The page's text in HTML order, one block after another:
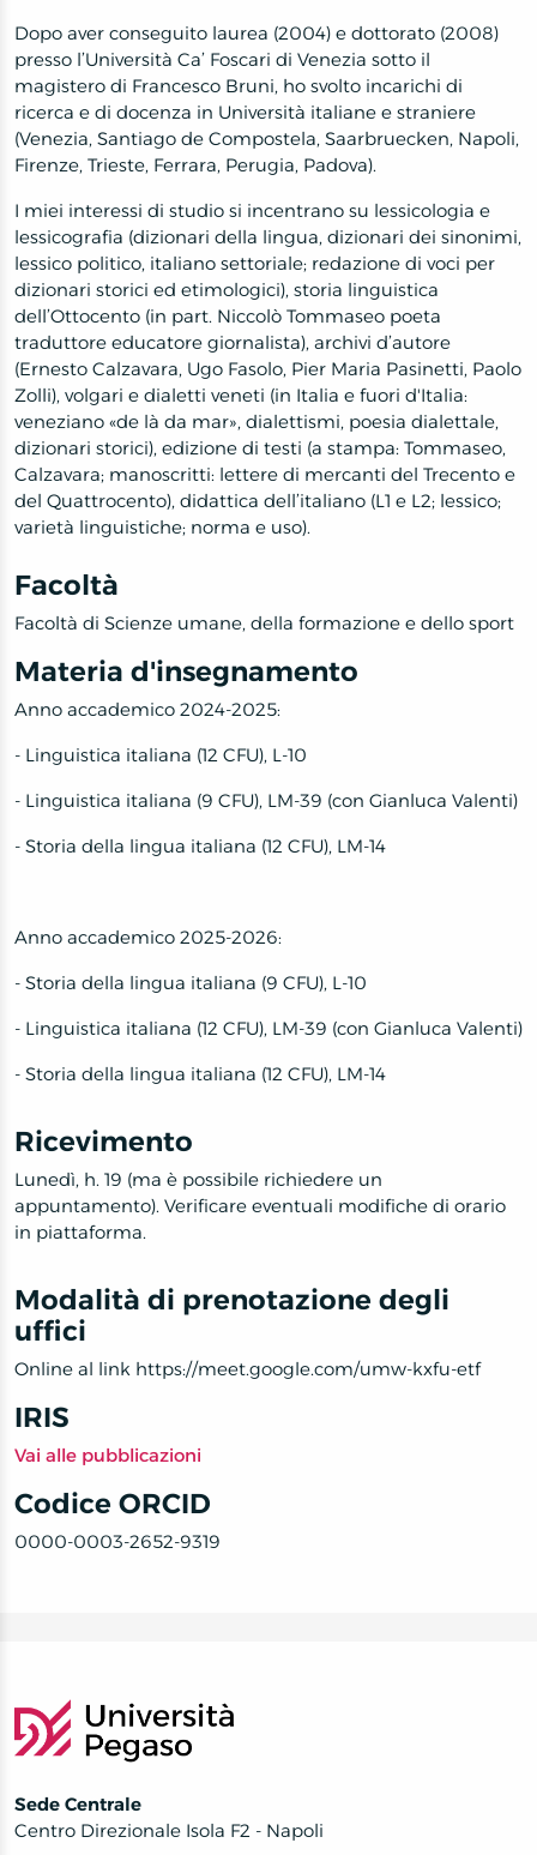
Dopo aver conseguito laurea (2004) e dottorato (2008)
presso l’Università Ca’ Foscari di Venezia sotto il
magistero di Francesco Bruni, ho svolto incarichi di
ricerca e di docenza in Università italiane e straniere
(Venezia, Santiago de Compostela, Saarbruecken, Napoli,
Firenze, Trieste, Ferrara, Perugia, Padova).
I miei interessi di studio si incentrano su lessicologia e
lessicografia (dizionari della lingua, dizionari dei sinonimi,
lessico politico, italiano settoriale; redazione di voci per
dizionari storici ed etimologici), storia linguistica
dell’Ottocento (in part. Niccolò Tommaseo poeta
traduttore educatore giornalista), archivi d’autore
(Ernesto Calzavara, Ugo Fasolo, Pier Maria Pasinetti, Paolo
Zolli), volgari e dialetti veneti (in Italia e fuori d'Italia:
veneziano «de là da mar», dialettismi, poesia dialettale,
dizionari storici), edizione di testi (a stampa: Tommaseo,
Calzavara; manoscritti: lettere di mercanti del Trecento e
del Quattrocento), didattica dell’italiano (L1 e L2; lessico;
varietà linguistiche; norma e uso).
Facoltà
Facoltà di Scienze umane, della formazione e dello sport
Materia d'insegnamento
Anno accademico 2024-2025:
- Linguistica italiana (12 CFU), L-10
- Linguistica italiana (9 CFU), LM-39 (con Gianluca Valenti)
- Storia della lingua italiana (12 CFU), LM-14
Anno accademico 2025-2026:
- Storia della lingua italiana (9 CFU), L-10
- Linguistica italiana (12 CFU), LM-39 (con Gianluca Valenti)
- Storia della lingua italiana (12 CFU), LM-14
Ricevimento
Lunedì, h. 19 (ma è possibile richiedere un
appuntamento). Verificare eventuali modifiche di orario
in piattaforma.
Modalità di prenotazione degli
uffici
Online al link https://meet.google.com/umw-kxfu-etf
IRIS
Vai alle pubblicazioni
Codice ORCID
0000-0003-2652-9319
Sede Centrale
Centro Direzionale Isola F2 - Napoli